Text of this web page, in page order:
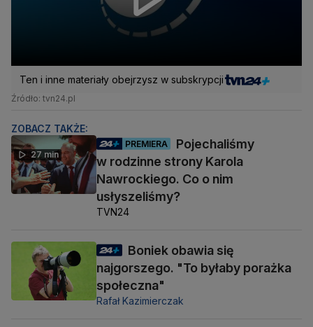
Ten i inne materiały obejrzysz w subskrypcji
Źródło: tvn24.pl
ZOBACZ TAKŻE:
27 min
PREMIERA
Pojechaliśmy
w rodzinne strony Karola
Nawrockiego. Co o nim
usłyszeliśmy?
TVN24
Boniek obawia się
najgorszego. "To byłaby porażka
społeczna"
Rafał Kazimierczak